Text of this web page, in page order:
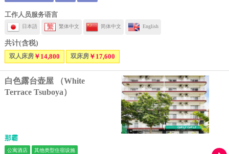
工作人员服务语言
日本語 繁体中文 简体中文 English
共计(含税)
双人床房￥14,800 双床房￥17,600
白色露台壶屋 （White
Terrace Tsuboya）
那霸
公寓酒店 其他类型住宿设施